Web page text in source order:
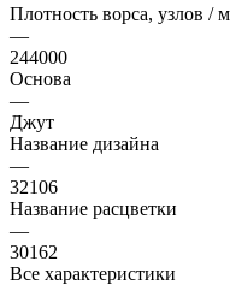
Плотность ворса, узлов /
—
244000
Основа
—
Джут
Название дизайна
—
32106
Название расцветки
—
30162
Все характеристики